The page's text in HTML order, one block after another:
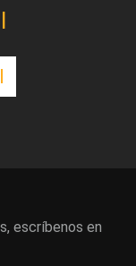
páginapágina
escríbenos en